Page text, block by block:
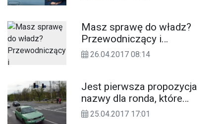
Masz sprawę do władz?
Przewodniczący i
wiceprzewodniczące rady
26.04.2017 08:14
Jest pierwsza propozycja
nazwy dla ronda, które
powstanie w pobliżu domu
25.04.2017 17:01